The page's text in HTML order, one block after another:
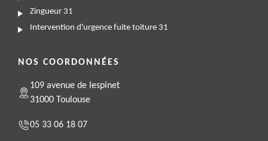
Zingueur 31
Intervention d'urgence fuite toiture 31
NOS COORDONNÉES
109 avenue de lespinet
31000 Toulouse
05 33 06 18 07